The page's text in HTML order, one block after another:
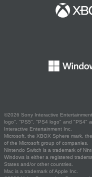
©2026 Sony Interactive
logo", "PS5", "PS4 logo" and "PS4"
Interactive Entertainment Inc.
Microsoft, the XBOX Sphere mark,
of the Microsoft group of companies.
Nintendo Switch is a trademark of
Windows is either a registered
States and/or other countries.
Mac is a trademark of Apple Inc.